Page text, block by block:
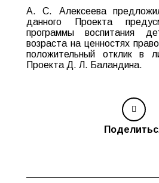
А. С. Алексеева
данного Проекта
программы воспитания
возраста на ценностях
положительный отклик в
Проекта Д. Л. Баландина.